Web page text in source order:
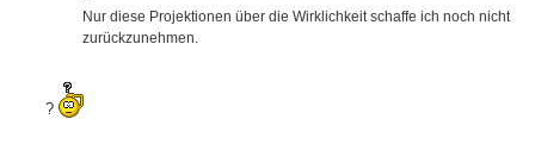
Nur diese Projektionen über die Wirklichkeit schaffe ich noch nicht
zurückzunehmen.
?